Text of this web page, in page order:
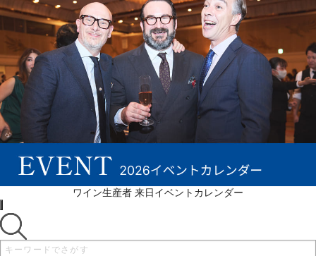
ワイン生産者 来日イベントカレンダー